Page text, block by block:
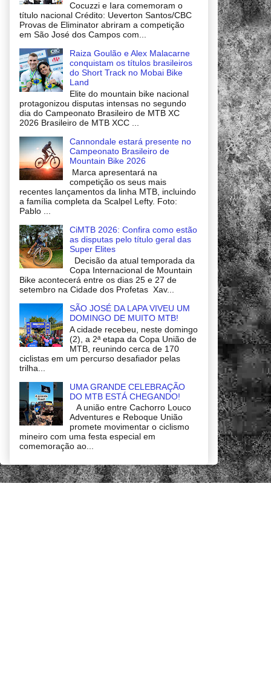
Cocuzzi e Iara comemoram o
título nacional Crédito: Ueverton Santos/CBC
Provas de Eliminator abriram a competição
em São José dos Campos com...
Raiza Goulão e Alex Malacarne
conquistam os títulos brasileiros
do Short Track no Mobai Bike
Land
Elite do mountain bike nacional
protagonizou disputas intensas no segundo
dia do Campeonato Brasileiro de MTB XC
2026 Brasileiro de MTB XCC ...
Cannondale estará presente no
Campeonato Brasileiro de
Mountain Bike 2026
Marca apresentará na
competição os seus mais
recentes lançamentos da linha MTB, incluindo
a família completa da Scalpel Lefty. Foto:
Pablo ...
CiMTB 2026: Confira como estão
as disputas pelo título geral das
Super Elites
Decisão da atual temporada da
Copa Internacional de Mountain
Bike acontecerá entre os dias 25 e 27 de
setembro na Cidade dos Profetas Xav...
SÃO JOSÉ DA LAPA VIVEU UM
DOMINGO DE MUITO MTB!
A cidade recebeu, neste domingo
(2), a 2ª etapa da Copa União de
MTB, reunindo cerca de 170
ciclistas em um percurso desafiador pelas
trilha...
UMA GRANDE CELEBRAÇÃO
DO MTB ESTÁ CHEGANDO!
A união entre Cachorro Louco
Adventures e Reboque União
promete movimentar o ciclismo
mineiro com uma festa especial em
comemoração ao...